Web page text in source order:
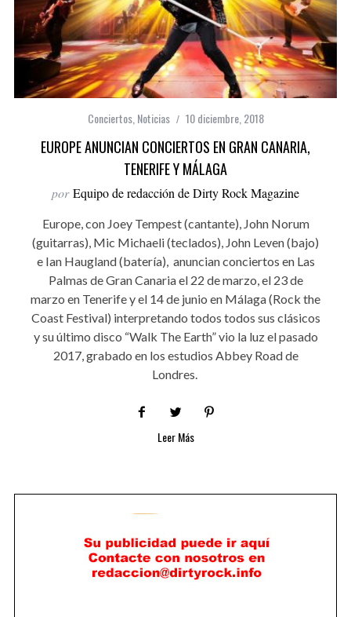
Conciertos, Noticias 10 diciembre, 2018
EUROPE ANUNCIAN CONCIERTOS EN GRAN CANARIA,
TENERIFE Y MÁLAGA
por Equipo de redacción de Dirty Rock Magazine
Europe, con Joey Tempest (cantante), John Norum
(guitarras), Mic Michaeli (teclados), John Leven (bajo)
e Ian Haugland (batería), anuncian conciertos en Las
Palmas de Gran Canaria el 22 de marzo, el 23 de
marzo en Tenerife y el 14 de junio en Málaga (Rock the
Coast Festival) interpretando todos todos sus clásicos
y su último disco “Walk The Earth” vio la luz el pasado
2017, grabado en los estudios Abbey Road de
Londres.
Leer Más